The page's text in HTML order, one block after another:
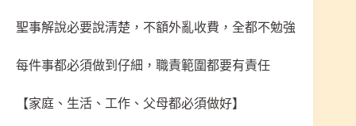
聖事解說必要說清楚，不額外亂收費，全都不勉強
每件事都必須做到仔細，職責範圍都要有責任
【家庭、生活、工作、父母都必須做好】